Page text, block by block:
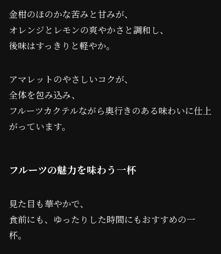
金柑のほのかな苦みと甘みが、
オレンジとレモンの爽やかさと調和し、
後味はすっきりと軽やか。
アマレットのやさしいコクが、
全体を包み込み、
フルーツカクテルながら奥行きのある味わいに仕上
がっています。
フルーツの魅力を味わう一杯
見た目も華やかで、
食前にも、ゆったりした時間にもおすすめの一
杯。